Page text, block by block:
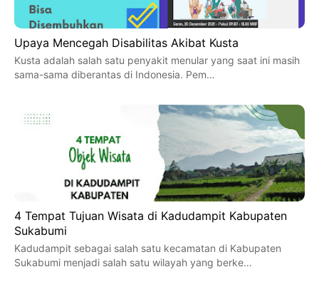
Upaya Mencegah Disabilitas Akibat Kusta
Kusta adalah salah satu penyakit menular yang saat ini masih
sama-sama diberantas di Indonesia. Pem…
4 Tempat Tujuan Wisata di Kadudampit Kabupaten
Sukabumi
Kadudampit sebagai salah satu kecamatan di Kabupaten
Sukabumi menjadi salah satu wilayah yang berke…